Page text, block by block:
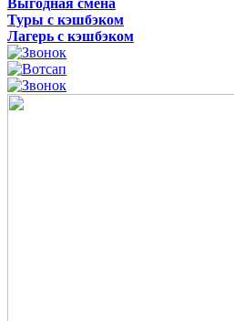
Выгодная смена
Туры с кэшбэком
Лагерь с кэшбэком